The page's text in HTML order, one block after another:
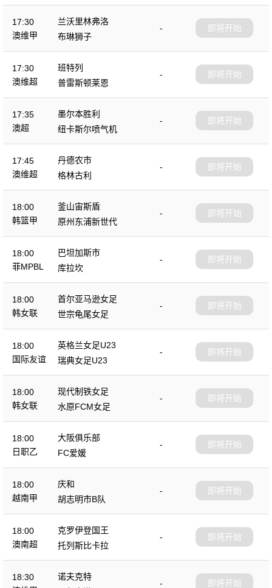
17:30
澳维甲
兰沃里林弗洛
-
布琳狮子
即将开始
17:30
澳维超
班特列
-
普雷斯顿莱恩
即将开始
17:35
澳超
墨尔本胜利
-
纽卡斯尔喷气机
即将开始
17:45
澳维超
丹德农市
-
格林古利
即将开始
18:00
韩篮甲
釜山宙斯盾
-
原州东浦新世代
即将开始
18:00
菲MPBL
巴坦加斯市
-
库拉坎
即将开始
18:00
韩女联
首尔亚马逊女足
-
世宗龟尾女足
即将开始
18:00
国际友谊
英格兰女足U23
-
瑞典女足U23
即将开始
18:00
韩女联
现代制铁女足
-
水原FCM女足
即将开始
18:00
日职乙
大阪俱乐部
-
FC爱媛
即将开始
18:00
越南甲
庆和
-
胡志明市B队
即将开始
18:00
澳南超
克罗伊登国王
-
托列斯比卡拉
即将开始
18:30
诺夫克特
-
即将开始